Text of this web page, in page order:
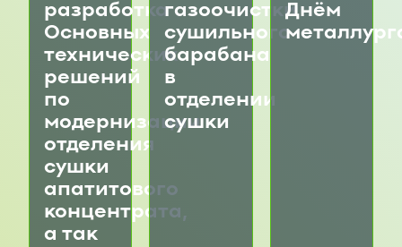
разработка
Основных
технических
решений
по
модернизации
отделения
сушки
апатитового
концентрата,
а так
газоочистки
сушильного
барабана
в
отделении
сушки
Днём